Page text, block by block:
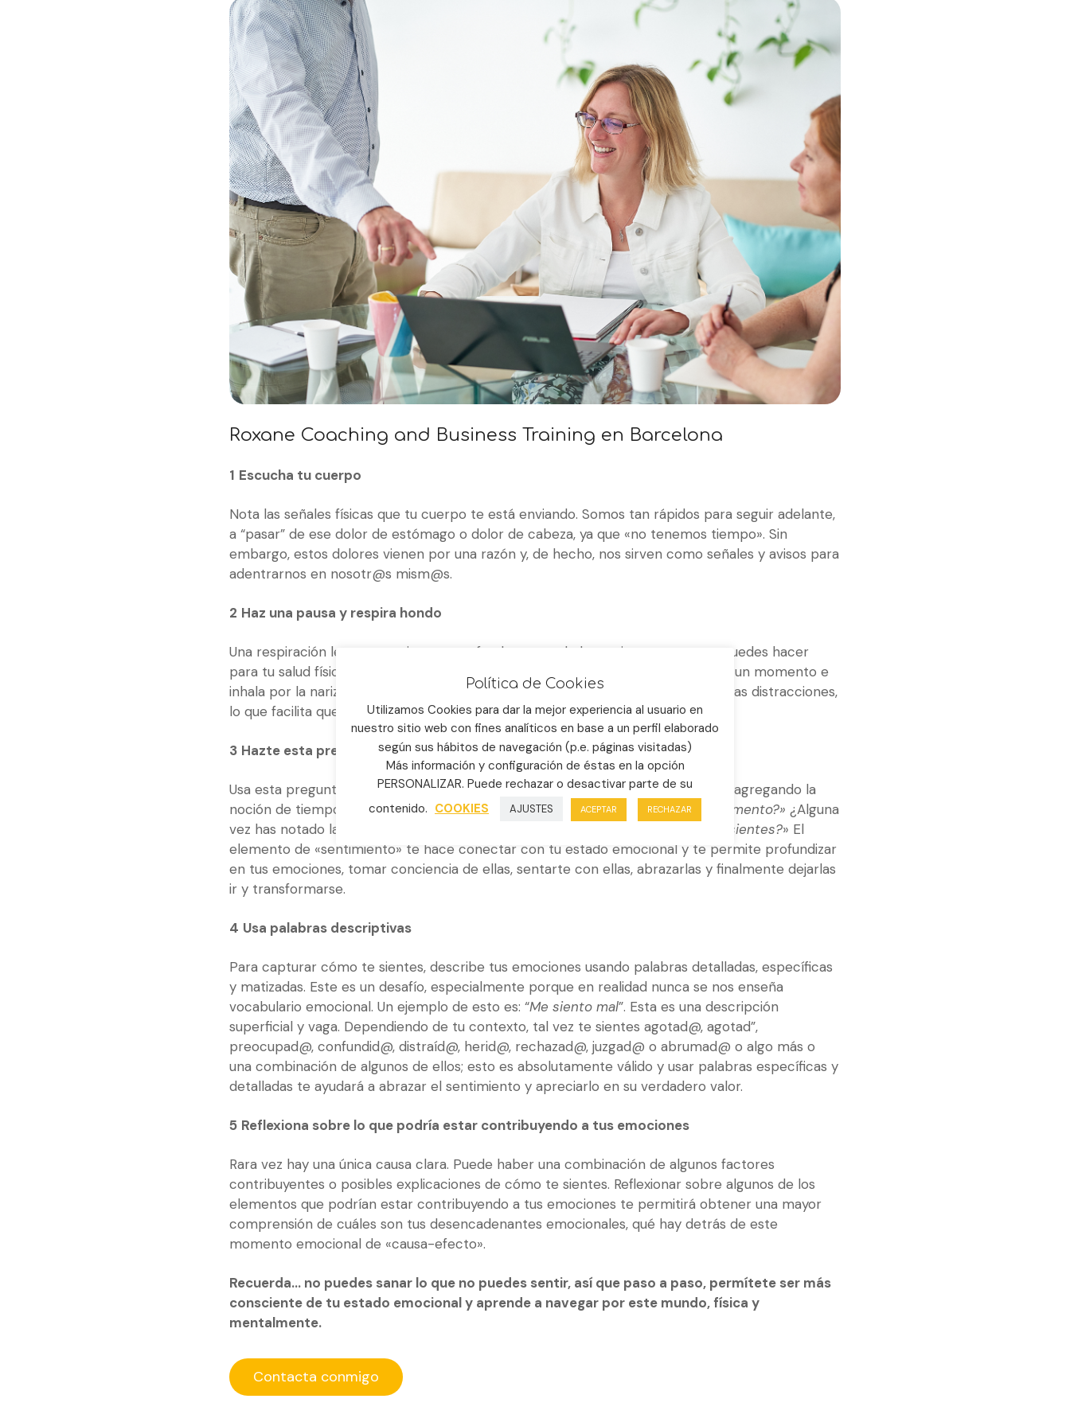
Roxane Coaching and Business Training en Barcelona
1 Escucha tu cuerpo
Nota las señales físicas que tu cuerpo te está enviando. Somos tan rápidos para seguir adelante,
a “pasar” de ese dolor de estómago o dolor de cabeza, ya que «no tenemos tiempo». Sin
embargo, estos dolores vienen por una razón y, de hecho, nos sirven como señales y avisos para
adentrarnos en nosotr@s mism@s.
2 Haz una pausa y respira hondo
Una respiración lenta, consciente y profunda es una de las mejores cosas que puedes hacer
para tu salud física y mental. Así que date tiempo para parar, haz una pausa por un momento e
inhala por la nariz y exhala por la boca. Esto ayuda a calmar tu mente y reducir las distracciones,
lo que facilita que te concentres en tu estado emocional.
3 Hazte esta pregunta
Usa esta pregunta en particular: «¿Cómo me siento?» Hazlo aún más específico agregando la
noción de tiempo presente,«¿Cómo me siento en este momento / en este momento?» ¿Alguna
vez has notado la diferencia entre las preguntas
«¿Cómo te sientes?» El
elemento de «sentimiento» te hace conectar con tu estado emocional y te permite profundizar
en tus emociones, tomar conciencia de ellas, sentarte con ellas, abrazarlas y finalmente dejarlas
ir y transformarse.
4 Usa palabras descriptivas
Para capturar cómo te sientes, describe tus emociones usando palabras detalladas, específicas
y matizadas. Este es un desafío, especialmente porque en realidad nunca se nos enseña
vocabulario emocional. Un ejemplo de esto es: “Me siento mal”. Esta es una descripción
superficial y vaga. Dependiendo de tu contexto, tal vez te sientes agotad@, agotad”,
preocupad@, confundid@, distraíd@, herid@, rechazad@, juzgad@ o abrumad@ o algo más o
una combinación de algunos de ellos; esto es absolutamente válido y usar palabras específicas y
detalladas te ayudará a abrazar el sentimiento y apreciarlo en su verdadero valor.
5 Reflexiona sobre lo que podría estar contribuyendo a tus emociones
Rara vez hay una única causa clara. Puede haber una combinación de algunos factores
contribuyentes o posibles explicaciones de cómo te sientes. Reflexionar sobre algunos de los
elementos que podrían estar contribuyendo a tus emociones te permitirá obtener una mayor
comprensión de cuáles son tus desencadenantes emocionales, qué hay detrás de este
momento emocional de «causa-efecto».
Recuerda… no puedes sanar lo que no puedes sentir, así que paso a paso, permítete ser más
consciente de tu estado emocional y aprende a navegar por este mundo, física y
mentalmente.
Contacta conmigo
Política de Cookies
Utilizamos Cookies para dar la mejor experiencia al usuario en
nuestro sitio web con fines analíticos en base a un perfil elaborado
según sus hábitos de navegación (p.e. páginas visitadas)
Más información y configuración de éstas en la opción
PERSONALIZAR. Puede rechazar o desactivar parte de su
contenido. COOKIES AJUSTES ACEPTAR RECHAZAR